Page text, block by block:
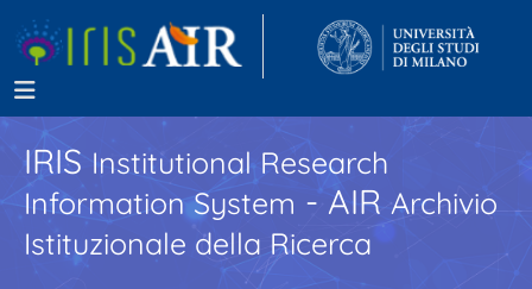
IRISInstitutional Research
Information System - AIR Archivio
Istituzionale della Ricerca